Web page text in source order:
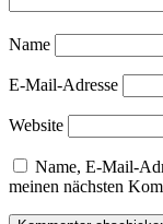
Name
E-Mail-Adresse
Website
Name, E-Mail-
meinen nächsten